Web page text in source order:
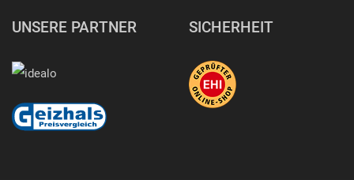
UNSERE PARTNER SICHERHEIT